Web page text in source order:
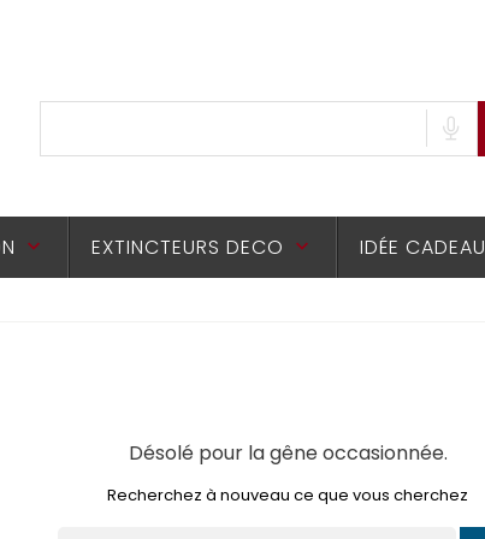
keyboard_arrow_down EXTINCTEURS DECO keyboard_arrow_down IDÉE CADEAU
Désolé pour la gêne occasionnée.
Recherchez à nouveau ce que vous cherchez